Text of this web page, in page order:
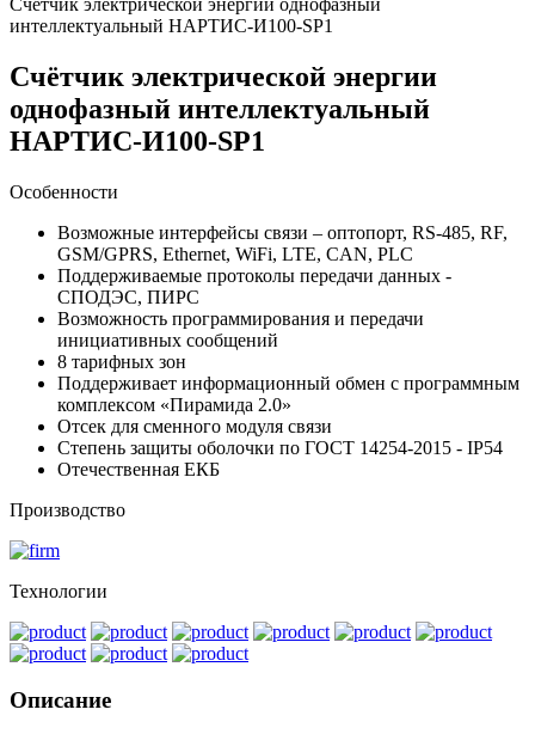
Счётчик электрической энергии однофазный
интеллектуальный НАРТИС-И100-SP1
Счётчик электрической энергии
однофазный интеллектуальный
НАРТИС-И100-SP1
Особенности
Возможные интерфейсы связи – оптопорт, RS-485, RF,
GSM/GPRS, Ethernet, WiFi, LTE, CAN, PLC
Поддерживаемые протоколы передачи данных -
СПОДЭС, ПИРС
Возможность программирования и передачи
инициативных сообщений
8 тарифных зон
Поддерживает информационный обмен с программным
комплексом «Пирамида 2.0»
Отсек для сменного модуля связи
Степень защиты оболочки по ГОСТ 14254-2015 - IP54
Отечественная ЕКБ
Производство
Технологии
Описание